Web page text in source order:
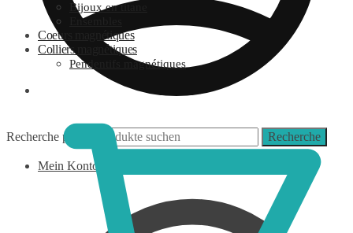
Recherche pour : Recherche
Mein Konto
Bijoux en titane
Ensembles
Coeurs magnétiques
Colliers magnétiques
Pendentifs magnétiques